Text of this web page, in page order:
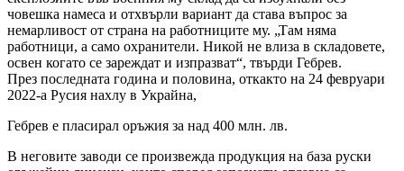
човешка намеса и отхвърли вариант да става въпрос за
немарливост от страна на работниците му. „Там няма
работници, а само охранители. Никой не влиза в складовете,
освен когато се зареждат и изпразват“, твърди Гебрев.
През последната година и половина, откакто на 24 февруари
2022-а Русия нахлу в Украйна,
Гебрев е пласирал оръжия за над 400 млн. лв.
В неговите заводи се произвежда продукция на база руски